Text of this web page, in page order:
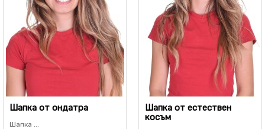
Шапка от ондатра
Шапка ...
Шапка от естествен
косъм